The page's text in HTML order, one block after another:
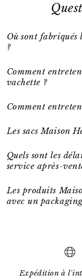
Où sont fabriqués
?
Comment
vachette ?
Comment
Les sacs Maison
Quels sont les
service après-
Les produits
avec un
Expédition à